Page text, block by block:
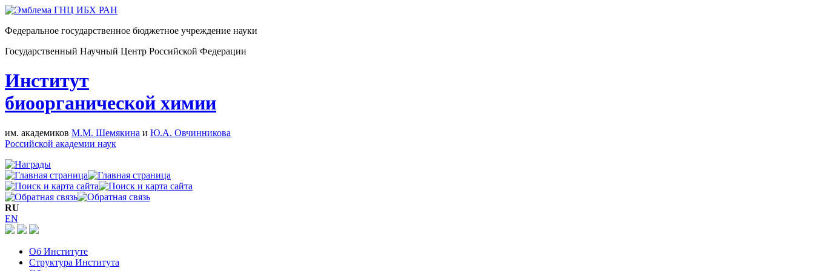
Федеральное государственное бюджетное учреждение науки
Государственный Научный Центр Российской Федерации
Институт
биоорганической химии
им. академиков М.М. Шемякина и Ю.А. Овчинникова
Российской академии наук
RU
EN
Об Институте
Структура Института